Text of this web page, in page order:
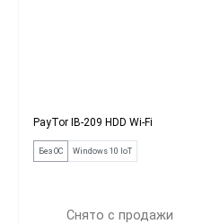
PayTor IB-209 HDD Wi-Fi
Без ОС Windows 10 IoT
Снято с продажи